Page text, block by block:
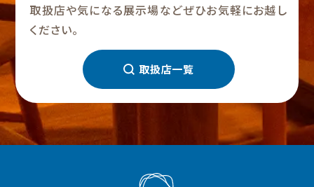
取扱店や気になる展示場などぜひお気軽にお越し
ください。
取扱店一覧